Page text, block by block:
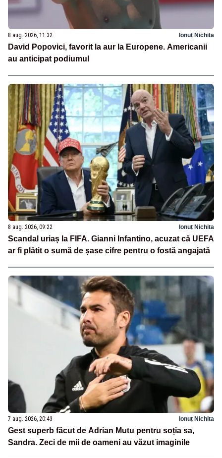
8 aug. 2026, 11:32 Ionuț Nichita
David Popovici, favorit la aur la Europene. Americanii
au anticipat podiumul
8 aug. 2026, 09:22 Ionuț Nichita
Scandal uriaș la FIFA. Gianni Infantino, acuzat că UEFA
ar fi plătit o sumă de șase cifre pentru o fostă angajată
7 aug. 2026, 20:43 Ionuț Nichita
Gest superb făcut de Adrian Mutu pentru soția sa,
Sandra. Zeci de mii de oameni au văzut imaginile